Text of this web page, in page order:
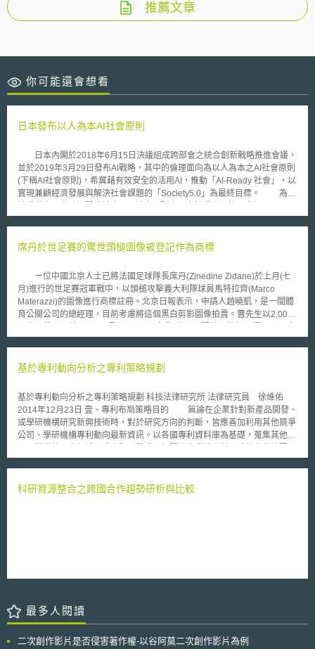
推薦文章
你可能還會想看
日本發布以人為本AI社會原則
日本內閣於2018年6月15日決議組成跨部會之統合創新戰略推進會議，
並於2019年3月29日發布AI戰略，其中的倫理面向為以人為本之AI社會原則
(下稱AI社會原則)，希冀藉有效安全的活用AI，推動「AI-Ready 社會」，以
實現兼顧經濟發展與解決社會課題的「Society5.0」為最終目標。 為構
尊重人類尊嚴的社會：AI應作為能激發人類發揮多樣能力和創造力的工具。
元幸福社會。 (三) 永續性的社會（Sustainability）：透過AI強化科技，以創
(一) 以人為本：AI使用不得違反憲法或國際保障之基本人權。 (二) AI知識
（literacy）教育：提供必要的教育機會。 (三) 保護隱私：個人資料的流通
及應用應妥適處理。 (四) 安全確保：把握風險與利益間之平衡，從整體提高
社會安全性。 (五) 公平競爭確保：防止AI資源過度集中。 (六) 公平性、說
明責任及透明性任。 (七) 創新：人才與研究皆須國際多樣化，並且建構產官
席丹於世足賽的驚世頭槌圖像被登記作為商標
ㄧ位中國北京人士已將法國足球隊長席丹(Zinedine Zidane)於上月(七
月)進行的世足賽冠軍戰中，以頭槌攻擊義大利隊球員馬特拉齊(Marco
Materazzi)的圖像進行商標註冊。北京日報表示，申請人趙曉凱，是一間體
育公關公司的總經理，目前考慮將這個黑白剪影圖像拍賣。曹先生以2,000
酒產品之商標，並且準備以一百萬人民幣(125,000美元，98,000歐元、
決賽後結束二天後，我就開始構思商標圖像。」。「這個圖像的識別率極
像權」。趙先生的公司只是眾多想利用這位球星的不光采行為而獲利的眾多
公司之ㄧ。舉例而言，一首諷刺這記頭槌的歌曲目前高居法國音樂聊天室的
排行榜首位。此外，這個犯規同時也成為許多網路笑話、線上遊戲以及諷刺
影片的主題。
基於專利動向分析之專利策略規劃
基於專利動向分析之專利策略規劃 科技法律研究所 法律研究員 徐維佑
2014年12月23日 壹、專利布局策略目的 無論在企業針對新產品開發、
或學研機構研究新興技術時，對於研究方向的判斷，皆應善加利用其他競爭
公司、學研機構專利動向最新資訊。以各國專利資料庫為基礎，蒐集其他公
（patent map），可構築更完整的智財戰略。 欲將研究成果商業化
似品，甚至競爭品，或者防禦其他公司之侵權告訴，皆必須盡早制定對策，
領先群、專利優先權期間、專利合作開發申請圖、專利技術分析等。 二、
韓國R&D專利技術動向調查 韓國R&D專利技術動向調查制度自2005年
開始，每年度由與研究發展相關的各部會針對其提出之研發工作，提供研發
科研資源整合之跨國合作趨勢研析與比較
最多人閱讀
二次創作影片是否侵害著作權-以谷阿莫二次創作影片為例